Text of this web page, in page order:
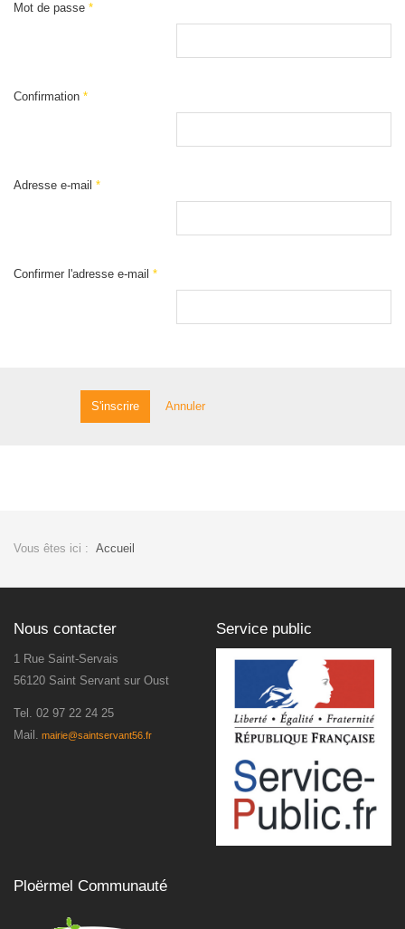
Mot de passe *
Confirmation *
Adresse e-mail *
Confirmer l'adresse e-mail *
S'inscrire Annuler
Vous êtes ici : Accueil
Nous contacter
1 Rue Saint-Servais
56120 Saint Servant sur Oust
Tel. 02 97 22 24 25
Mail. mairie@saintservant56.fr
Service public
Ploërmel Communauté